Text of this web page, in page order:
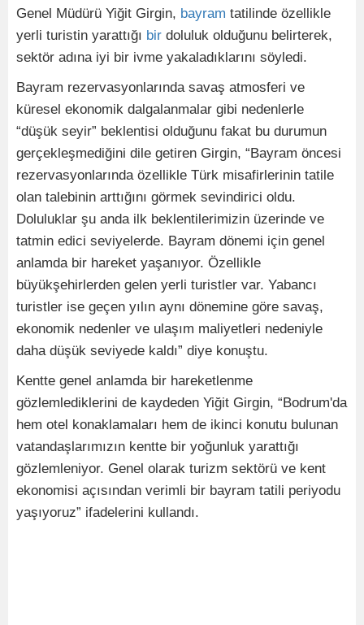
Genel Müdürü Yiğit Girgin, bayram tatilinde özellikle
yerli turistin yarattığı bir doluluk olduğunu belirterek,
sektör adına iyi bir ivme yakaladıklarını söyledi.
Bayram rezervasyonlarında savaş atmosferi ve
küresel ekonomik dalgalanmalar gibi nedenlerle
“düşük seyir” beklentisi olduğunu fakat bu durumun
gerçekleşmediğini dile getiren Girgin, “Bayram öncesi
rezervasyonlarında özellikle Türk misafirlerinin tatile
olan talebinin arttığını görmek sevindirici oldu.
Doluluklar şu anda ilk beklentilerimizin üzerinde ve
tatmin edici seviyelerde. Bayram dönemi için genel
anlamda bir hareket yaşanıyor. Özellikle
büyükşehirlerden gelen yerli turistler var. Yabancı
turistler ise geçen yılın aynı dönemine göre savaş,
ekonomik nedenler ve ulaşım maliyetleri nedeniyle
daha düşük seviyede kaldı” diye konuştu.
Kentte genel anlamda bir hareketlenme
gözlemlediklerini de kaydeden Yiğit Girgin, “Bodrum'da
hem otel konaklamaları hem de ikinci konutu bulunan
vatandaşlarımızın kentte bir yoğunluk yarattığı
gözlemleniyor. Genel olarak turizm sektörü ve kent
ekonomisi açısından verimli bir bayram tatili periyodu
yaşıyoruz” ifadelerini kullandı.